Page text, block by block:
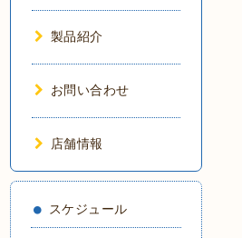
製品紹介
お問い合わせ
店舗情報
スケジュール